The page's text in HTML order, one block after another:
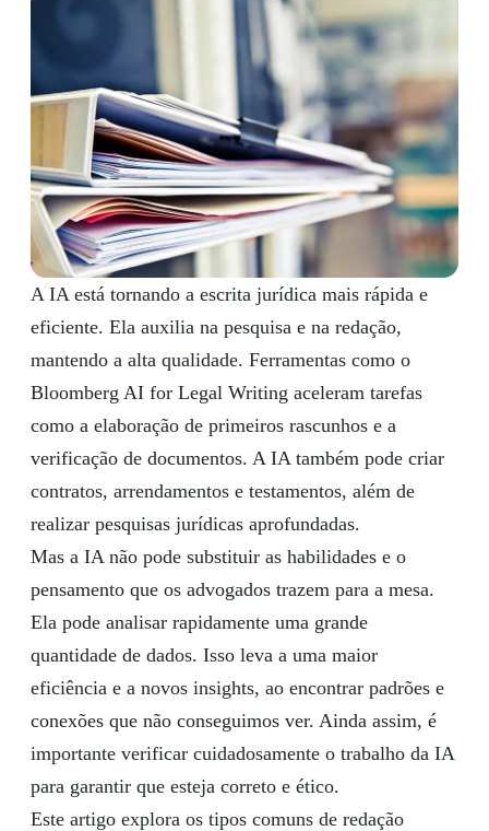
A IA está tornando a escrita jurídica mais rápida e
eficiente. Ela auxilia na pesquisa e na redação,
mantendo a alta qualidade. Ferramentas como o
Bloomberg AI for Legal Writing aceleram tarefas
como a elaboração de primeiros rascunhos e a
verificação de documentos. A IA também pode criar
contratos, arrendamentos e testamentos, além de
realizar pesquisas jurídicas aprofundadas.
Mas a IA não pode substituir as habilidades e o
pensamento que os advogados trazem para a mesa.
Ela pode analisar rapidamente uma grande
quantidade de dados. Isso leva a uma maior
eficiência e a novos insights, ao encontrar padrões e
conexões que não conseguimos ver. Ainda assim, é
importante verificar cuidadosamente o trabalho da IA
para garantir que esteja correto e ético.
Este artigo explora os tipos comuns de redação